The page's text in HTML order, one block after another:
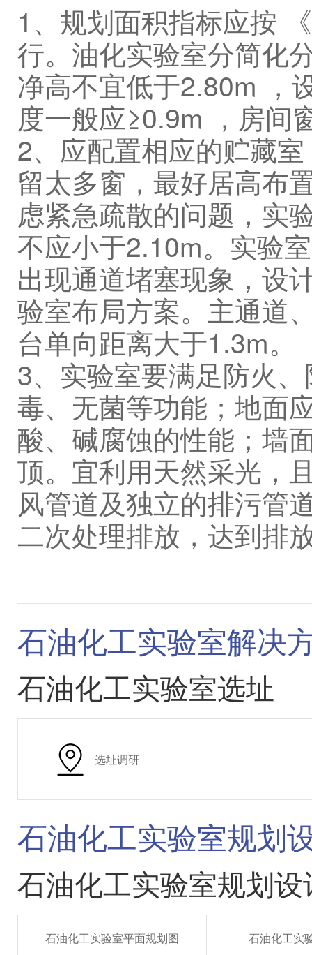
1、规划面积指标应按
行。油化实验室分简化
净高不宜低于2.80m ，
度一般应≥0.9m ，房间
2、应配置相应的贮藏
留太多窗，最好居高布
虑紧急疏散的问题，实
不应小于2.10m。实验
出现通道堵塞现象，设
验室布局方案。主通道
台单向距离大于1.3m。
3、实验室要满足防火
毒、无菌等功能；地面
酸、碱腐蚀的性能；墙
顶。宜利用天然采光，
风管道及独立的排污管
二次处理排放，达到排
石油化工实验室解决
石油化工实验室选址
选址调研
石油化工实验室规划
石油化工实验室规划
石油化工实验室平面规划图 石油化工实